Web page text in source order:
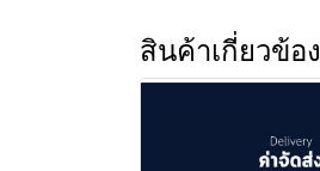
สินค้าเกี่ยวข้อง